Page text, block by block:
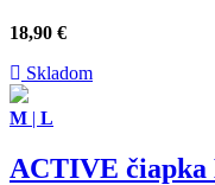
18,90 €
Skladom
M | L
ACTIVE